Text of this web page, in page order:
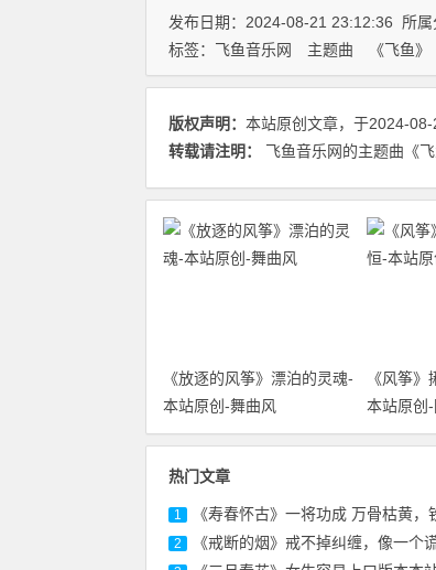
发布日期：2024-08-21 23:12:36 所属
标签： 飞鱼音乐网 主题曲 《飞鱼》
版权声明： 本站原创文章，于2024-08-
转载请注明：
飞鱼音乐网的主题曲《
《放逐的风筝》漂泊的灵魂-
本站原创-舞曲风
《风筝
本站原创-
热门文章
1 《寿春怀古》一将功成 万骨枯黄，
2 《戒断的烟》戒不掉纠缠，像一个